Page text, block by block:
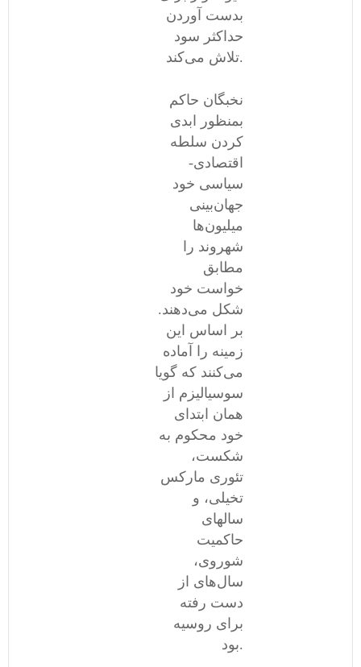
بدست آوردن
حداکثر سود
تلاش می‌کند.
نخبگان حاکم
بمنظور ابدی
کردن سلطه
اقتصادی-
سیاسی خود
جهان‌بینی
میلیون‌ها
شهروند را
مطابق
خواست خود
شکل می‌دهند.
بر اساس این
زمینه را آماده
می‌کنند که گویا
سوسیالیزم از
همان ابتدای
خود محکوم به
شکست،
تئوری مارکس
تخیلی، و
سالهای
حاکمیت
شوروی،
سال‌های از
دست رفته
برای روسیه
بود.